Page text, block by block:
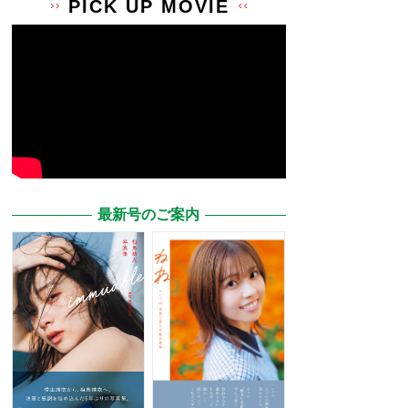
PICK UP MOVIE
最新号のご案内